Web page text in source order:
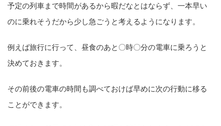
予定の列車まで時間があるから暇だなとはならず、一本早い
のに乗れそうだから少し急ごうと考えるようになります。
例えば旅行に行って、昼食のあと〇時〇分の電車に乗ろうと
決めておきます。
その前後の電車の時間も調べておけば早めに次の行動に移る
ことができます。